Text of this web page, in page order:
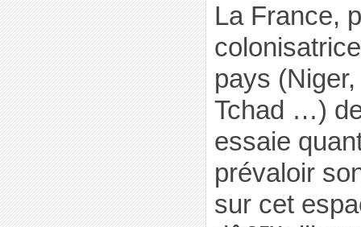
La France,
pays
Tchad …)
essaie
prévaloir
sur cet